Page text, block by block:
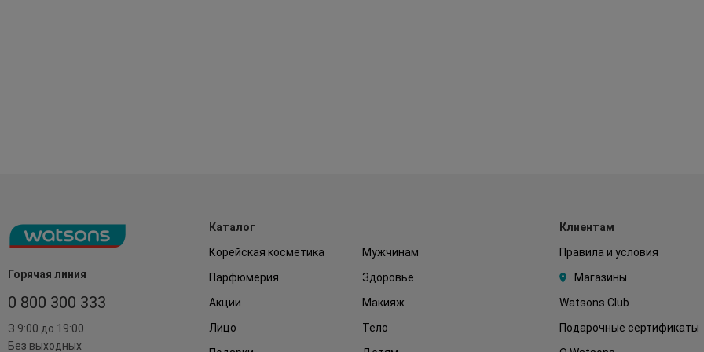
Горячая линия
0 800 300 333
З 9:00 до 19:00
Без выходных
Каталог
Корейская косметика
Мужчинам
Парфюмерия
Здоровье
Акции
Макияж
Лицо
Тело
Клиентам
Правила и условия
Магазины
Watsons Club
Подарочные сертификаты